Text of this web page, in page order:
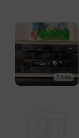
7 foto